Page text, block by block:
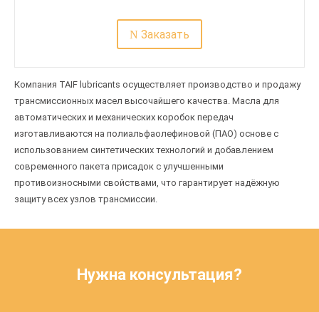
Заказать
Компания TAIF lubricants осуществляет производство и продажу
трансмиссионных масел высочайшего качества. Масла для
автоматических и механических коробок передач
изготавливаются на полиальфаолефиновой (ПАО) основе с
использованием синтетических технологий и добавлением
современного пакета присадок с улучшенными
противоизносными свойствами, что гарантирует надёжную
защиту всех узлов трансмиссии.
Нужна консультация?